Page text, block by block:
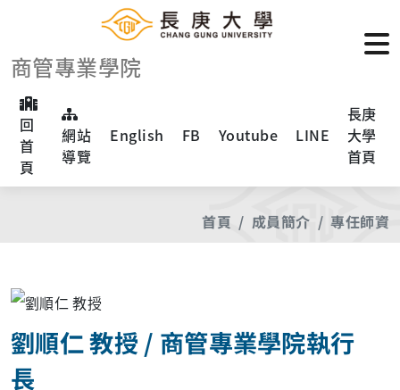
商管專業學院
回
首
頁
網站
導覽
English FB Youtube LINE
長庚
大學
首頁
首頁 成員簡介 專任師資
劉順仁 教授 / 商管專業學院執行
長